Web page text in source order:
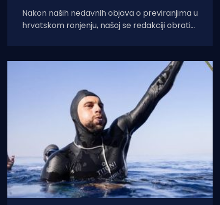
Nakon naših nedavnih objava o previranjima u
hrvatskom ronjenju, našoj se redakciji obratio